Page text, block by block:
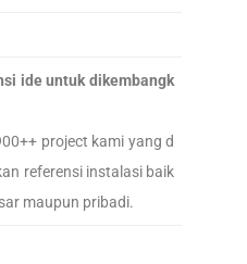
ide untuk dikembangk
project kami yang d
referensi instalasi baik
maupun pribadi.